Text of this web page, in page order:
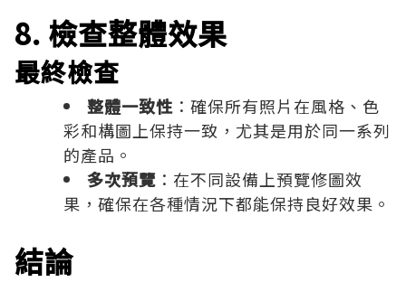
8. 檢查整體效果
最終檢查
整體一致性 ：確保所有照片在風格、色
彩和構圖上保持一致，尤其是用於同一系列
的產品。
多次預覽 ：在不同設備上預覽修圖效
果，確保在各種情況下都能保持良好效果。
結論